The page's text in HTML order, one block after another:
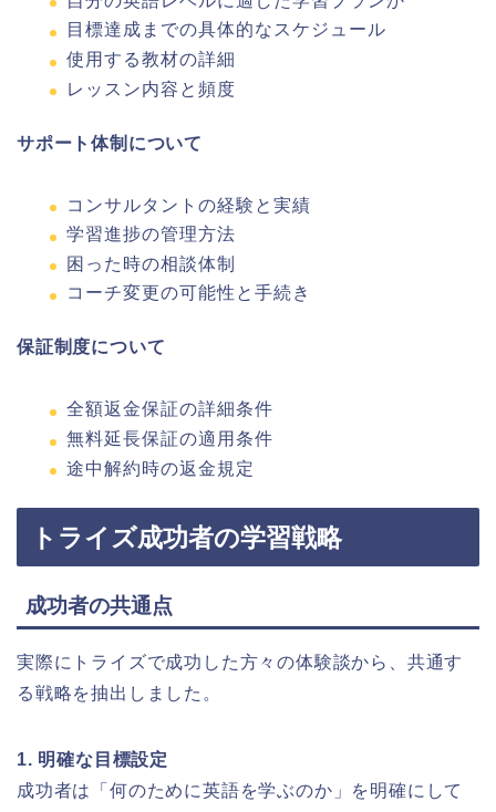
目標達成までの具体的なスケジュール
使用する教材の詳細
レッスン内容と頻度
サポート体制について
コンサルタントの経験と実績
学習進捗の管理方法
困った時の相談体制
コーチ変更の可能性と手続き
保証制度について
全額返金保証の詳細条件
無料延長保証の適用条件
途中解約時の返金規定
トライズ成功者の学習戦略
成功者の共通点
実際にトライズで成功した方々の体験談から、共通す
る戦略を抽出しました。
1. 明確な目標設定
成功者は「何のために英語を学ぶのか」を明確にして